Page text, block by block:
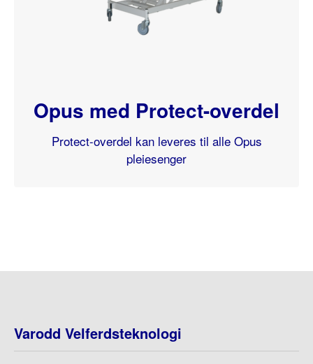
Opus med Protect-overdel
Protect-overdel kan leveres til alle Opus
pleiesenger
Varodd Velferdsteknologi